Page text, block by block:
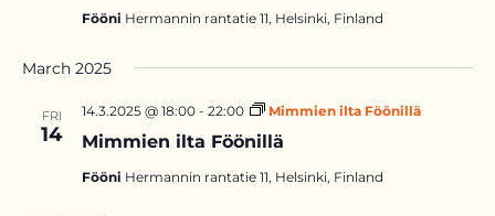
Fööni Hermannin rantatie 11, Helsinki, Finland
March 2025
FRI
14 Mimmien ilta Föönillä
14.3.2025 @ 18:00- 22:00 Mimmien ilta Föönillä
Fööni Hermannin rantatie 11, Helsinki, Finland